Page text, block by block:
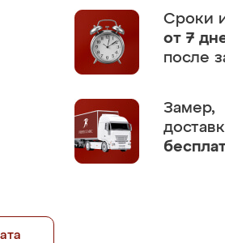
Сроки
от 7
после
Замер,